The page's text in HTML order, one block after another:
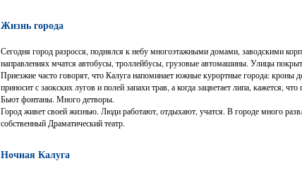
Жизнь города
Сегодня город разросся, поднялся к небу многоэтажными домами, заводскими
направлениях мчатся автобусы, троллейбусы, грузовые автомашины. Улицы
Приезжие часто говорят, что Калуга напоминает южные курортные города: кроны
приносит с заокских лугов и полей запахи трав, а когда зацветает липа, кажется,
Бьют фонтаны. Много детворы.
Город живет своей жизнью. Люди работают, отдыхают, учатся. В городе много
собственный Драматический театр.
Ночная Калуга